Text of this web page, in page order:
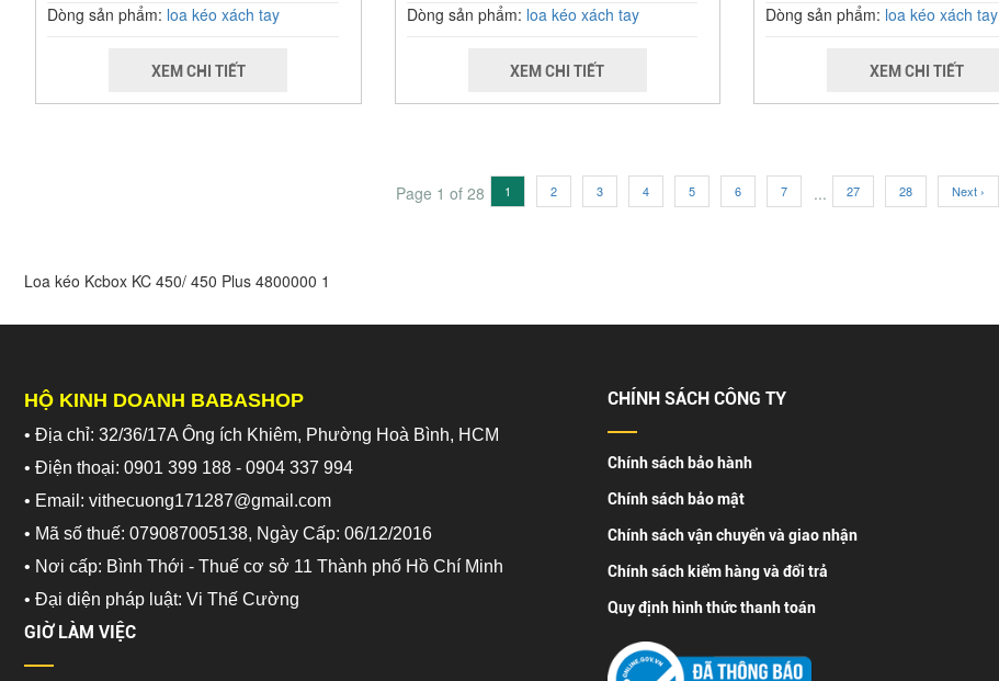
Dòng sản phẩm: loa kéo xách tay
XEM CHI TIẾT
Dòng sản phẩm: loa kéo xách tay
XEM CHI TIẾT
Dòng sản phẩm: loa kéo xách tay
XEM CHI TIẾT
Page 1 of 28 1 2 3 4 5 6 7 ... 27 28 Next ›
Loa kéo Kcbox KC 450/ 450 Plus 4800000 1
HỘ KINH DOANH BABASHOP
• Địa chỉ: 32/36/17A Ông ích Khiêm, Phường Hoà Bình, HCM
• Điện thoại: 0901 399 188 - 0904 337 994
• Email: vithecuong171287@gmail.com
• Mã số thuế: 079087005138, Ngày Cấp: 06/12/2016
• Nơi cấp: Bình Thới - Thuế cơ sở 11 Thành phố Hồ Chí Minh
• Đại diện pháp luật: Vi Thế Cường
GIỜ LÀM VIỆC
CHÍNH SÁCH CÔNG TY
Chính sách bảo hành
Chính sách bảo mật
Chính sách vận chuyển và giao nhận
Chính sách kiểm hàng và đổi trả
Quy định hình thức thanh toán